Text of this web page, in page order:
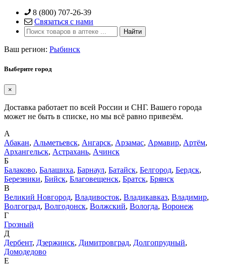
Skip
content
8 (800) 707-26-39
Связаться с нами
Ваш регион: Рыбинск
Выберите город
×
Доставка работает по всей России и СНГ. Вашего города
может не быть в списке, но мы всё равно привезём.
А
Абакан, Альметьевск, Ангарск, Арзамас, Армавир, Артём,
Архангельск, Астрахань, Ачинск
Б
Балаково, Балашиха, Барнаул, Батайск, Белгород, Бердск,
Березники, Бийск, Благовещенск, Братск, Брянск
В
Великий Новгород, Владивосток, Владикавказ, Владимир,
Волгоград, Волгодонск, Волжский, Вологда, Воронеж
Г
Грозный
Д
Дербент, Дзержинск, Димитровград, Долгопрудный,
Домодедово
Е